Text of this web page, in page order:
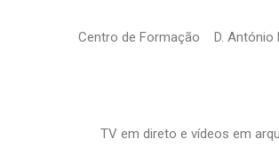
Centro de Formação D. António
TV em direto e vídeos em